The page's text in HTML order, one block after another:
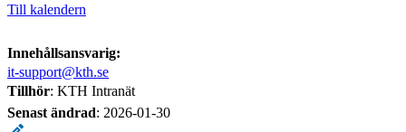
Till kalendern
Innehållsansvarig:
it-support@kth.se
Tillhör: KTH Intranät
Senast ändrad: 2026-01-30